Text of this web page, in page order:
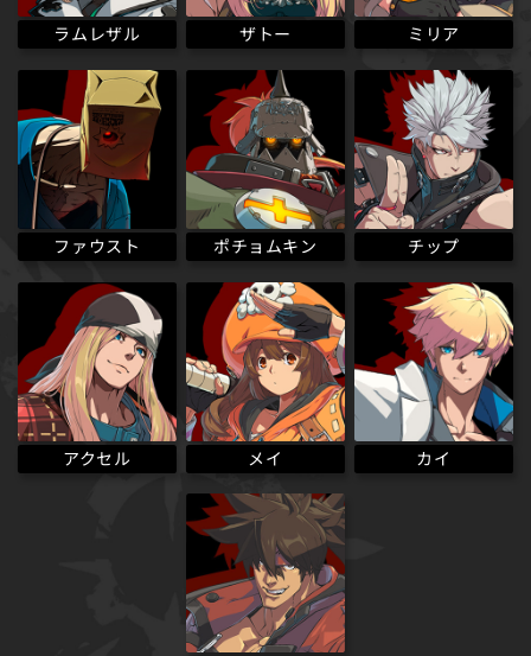
ラムレザル ザトー ミリア
ファウスト ポチョムキン チップ
アクセル メイ カイ